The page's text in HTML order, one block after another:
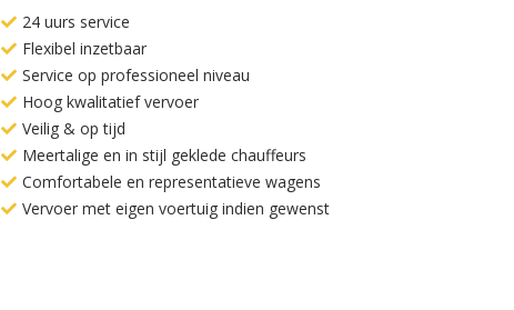
24 uurs service
Flexibel inzetbaar
Service op professioneel niveau
Hoog kwalitatief vervoer
Veilig & op tijd
Meertalige en in stijl geklede chauffeurs
Comfortabele en representatieve wagens
Vervoer met eigen voertuig indien gewenst